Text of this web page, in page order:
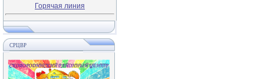
Горячая линия
СРЦВР